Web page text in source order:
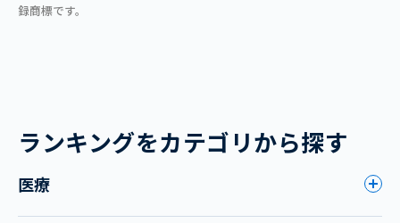
録商標です。
ランキングをカテゴリから探す
医療